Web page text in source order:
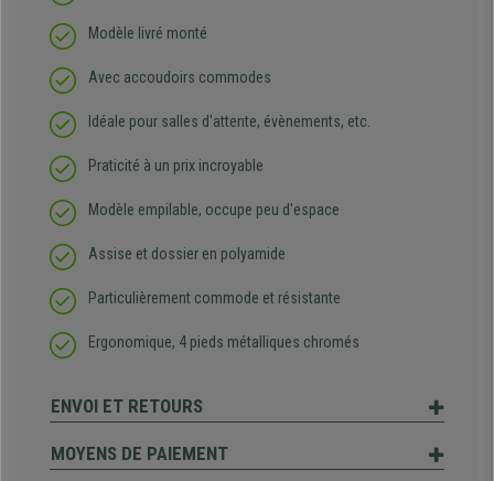
Modèle livré monté
Avec accoudoirs commodes
Idéale pour salles d'attente, évènements, etc.
Praticité à un prix incroyable
Modèle empilable, occupe peu d'espace
Assise et dossier en polyamide
Particulièrement commode et résistante
Ergonomique, 4 pieds métalliques chromés
ENVOI ET RETOURS
MOYENS DE PAIEMENT